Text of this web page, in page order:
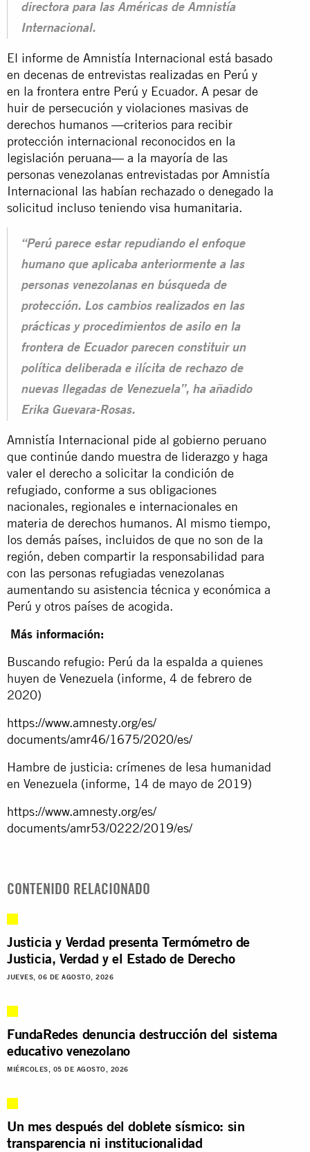
directora para las Américas de Amnistía
Internacional.
El informe de Amnistía Internacional está basado
en decenas de entrevistas realizadas en Perú y
en la frontera entre Perú y Ecuador. A pesar de
huir de persecución y violaciones masivas de
derechos humanos —criterios para recibir
protección internacional reconocidos en la
legislación peruana— a la mayoría de las
personas venezolanas entrevistadas por Amnistía
Internacional las habían rechazado o denegado la
solicitud incluso teniendo visa humanitaria.
“Perú parece estar repudiando el enfoque
humano que aplicaba anteriormente a las
personas venezolanas en búsqueda de
protección. Los cambios realizados en las
prácticas y procedimientos de asilo en la
frontera de Ecuador parecen constituir un
política deliberada e ilícita de rechazo de
nuevas llegadas de Venezuela”, ha añadido
Erika Guevara-Rosas.
Amnistía Internacional pide al gobierno peruano
que continúe dando muestra de liderazgo y haga
valer el derecho a solicitar la condición de
refugiado, conforme a sus obligaciones
nacionales, regionales e internacionales en
materia de derechos humanos. Al mismo tiempo,
los demás países, incluidos de que no son de la
región, deben compartir la responsabilidad para
con las personas refugiadas venezolanas
aumentando su asistencia técnica y económica a
Perú y otros países de acogida.
Más información:
Buscando refugio: Perú da la espalda a quienes
huyen de Venezuela (informe, 4 de febrero de
2020)
https://www.amnesty.org/es/
documents/amr46/1675/2020/es/
Hambre de justicia: crímenes de lesa humanidad
en Venezuela (informe, 14 de mayo de 2019)
https://www.amnesty.org/es/
documents/amr53/0222/2019/es/
CONTENIDO RELACIONADO
Justicia y Verdad presenta Termómetro de
Justicia, Verdad y el Estado de Derecho
JUEVES, 06 DE AGOSTO, 2026
FundaRedes denuncia destrucción del sistema
educativo venezolano
MIÉRCOLES, 05 DE AGOSTO, 2026
Un mes después del doblete sísmico: sin
transparencia ni institucionalidad